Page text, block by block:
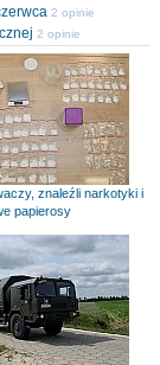
2 opinie
2 opinie
znaleźli narkotyki i
papierosy